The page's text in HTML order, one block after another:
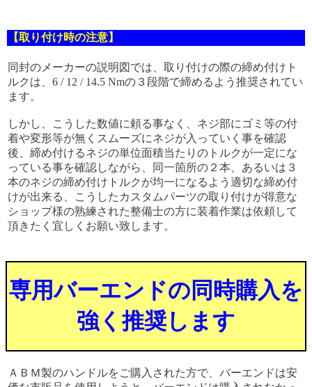
【取り付け時の注意】
同封のメーカーの説明図では、取り付けの際の締め付けト
ルクは、6 / 12 / 14.5 Nmの３段階で締めるよう推奨されてい
ます。
しかし、こうした数値に頼る事なく、ネジ部にゴミ等の付
着や変形等が無くスムーズにネジが入っていく事を確認
後、締め付けるネジの単位面積当たりのトルクが一定にな
っている事を確認しながら、同一箇所の２本、あるいは３
本のネジの締め付けトルクが均一になるよう適切な締め付
けが出来る、こうしたカスタムパーツの取り付けが得意な
ショップ様の熟練された整備士の方に装着作業は依頼して
頂きたく宜しくお願い致します。
専用バーエンドの同時購入を
強く推奨します
ＡＢＭ製のハンドルをご購入された方で、バーエンドは安